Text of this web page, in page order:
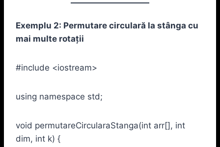
Exemplu 2: Permutare circulară la stânga cu
mai multe rotații
#include <iostream>
using namespace std;
void permutareCircularaStanga(int arr[], int
dim, int k) {